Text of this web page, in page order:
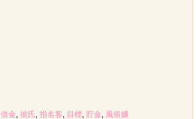
,借金 ,彼氏 ,指名客 目標 貯金 風俗嬢